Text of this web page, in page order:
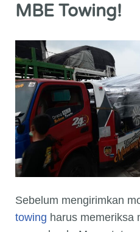
MBE Towing!
Sebelum mengirimkan
towing harus memeriksa